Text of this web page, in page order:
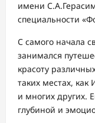
имени
специальности
С самого начала
занимался
красоту
таких местах,
и многих других.
глубиной и